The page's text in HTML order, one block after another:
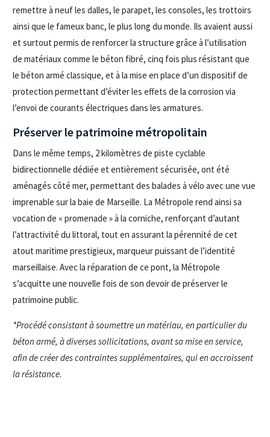
remettre à neuf les dalles, le parapet, les consoles, les trottoirs
ainsi que le fameux banc, le plus long du monde. Ils avaient aussi
et surtout permis de renforcer la structure grâce à l’utilisation
de matériaux comme le béton fibré, cinq fois plus résistant que
le béton armé classique, et à la mise en place d’un dispositif de
protection permettant d’éviter les effets de la corrosion via
l’envoi de courants électriques dans les armatures.
Préserver le patrimoine métropolitain
Dans le même temps, 2 kilomètres de piste cyclable
bidirectionnelle dédiée et entièrement sécurisée, ont été
aménagés côté mer, permettant des balades à vélo avec une vue
imprenable sur la baie de Marseille. La Métropole rend ainsi sa
vocation de « promenade » à la corniche, renforçant d’autant
l’attractivité du littoral, tout en assurant la pérennité de cet
atout maritime prestigieux, marqueur puissant de l’identité
marseillaise. Avec la réparation de ce pont, la Métropole
s’acquitte une nouvelle fois de son devoir de préserver le
patrimoine public.
*Procédé consistant à soumettre un matériau, en particulier du
béton armé, à diverses sollicitations, avant sa mise en service,
afin de créer des contraintes supplémentaires, qui en accroissent
la résistance.